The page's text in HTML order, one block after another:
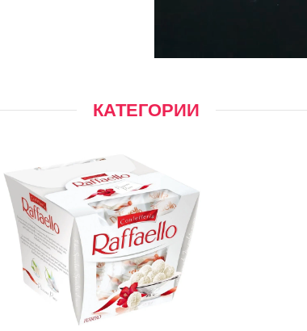
КАТЕГОРИИ